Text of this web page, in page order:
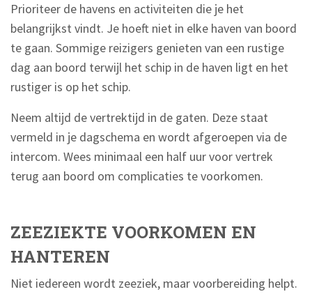
Prioriteer de havens en activiteiten die je het
belangrijkst vindt. Je hoeft niet in elke haven van boord
te gaan. Sommige reizigers genieten van een rustige
dag aan boord terwijl het schip in de haven ligt en het
rustiger is op het schip.
Neem altijd de vertrektijd in de gaten. Deze staat
vermeld in je dagschema en wordt afgeroepen via de
intercom. Wees minimaal een half uur voor vertrek
terug aan boord om complicaties te voorkomen.
ZEEZIEKTE VOORKOMEN EN
HANTEREN
Niet iedereen wordt zeeziek, maar voorbereiding helpt.